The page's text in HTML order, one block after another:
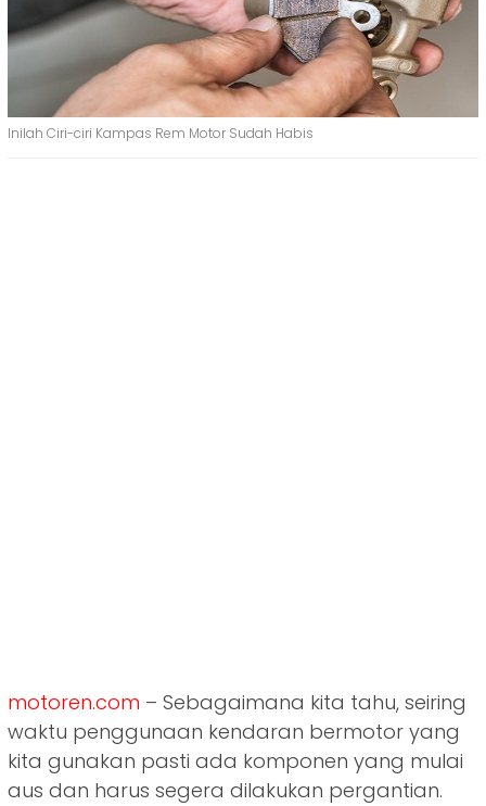
Inilah Ciri-ciri Kampas Rem Motor Sudah Habis
motoren.com – Sebagaimana kita tahu, seiring
waktu penggunaan kendaran bermotor yang
kita gunakan pasti ada komponen yang mulai
aus dan harus segera dilakukan pergantian.